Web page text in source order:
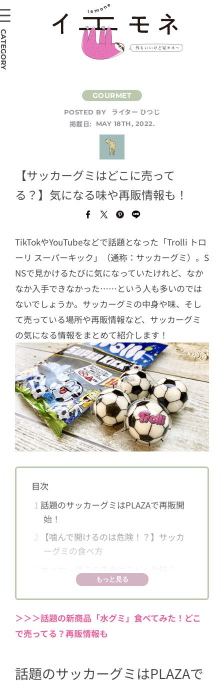
POSTED BY
ライター ひつじ
掲載日:
MAY 18TH, 2022.
【サッカーグミはどこに売って
る？】気になる味や再販情報も！
TikTokやYouTubeなどで話題となった「Trolli トロ
ーリ スーパーキック」（通称：サッカーグミ）。S
NSで見かけるたびに気になっていたけれど、なか
なか入手できなかった……という人も多いのでは
ないでしょうか。サッカーグミの中身や味、そし
て売っている場所や再販情報など、サッカーグミ
の気になる情報をまとめて紹介します！
目次
1 話題のサッカーグミはPLAZAで再販開
始！
2 【噛んで開けるのは危険！？】サッカ
ーグミの食べ方
サッカーグミが売られている場所は？
もっと見る
＞＞＞話題の新商品「水グミ」食べてみた！どこ
で売ってる？再販情報も
話題のサッカーグミはPLAZAで